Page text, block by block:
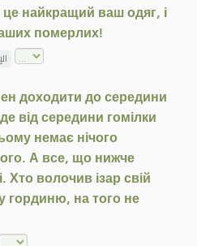
це найкращий ваш одяг, і
померлих!
доходити до середини
від середини гомілки
немає нічого
А все, що нижче
волочив ізар свій
гординю, на того не